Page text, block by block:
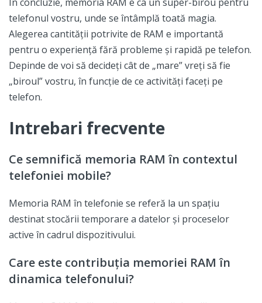
telefonul vostru, unde se întâmplă toată magia.
Alegerea cantității potrivite de RAM e importantă
pentru o experiență fără probleme și rapidă pe telefon.
Depinde de voi să decideți cât de „mare” vreți să fie
„biroul” vostru, în funcție de ce activități faceți pe
telefon.
Intrebari frecvente
Ce semnifică memoria RAM în contextul
telefoniei mobile?
Memoria RAM în telefonie se referă la un spațiu
destinat stocării temporare a datelor și proceselor
active în cadrul dispozitivului.
Care este contribuția memoriei RAM în
dinamica telefonului?